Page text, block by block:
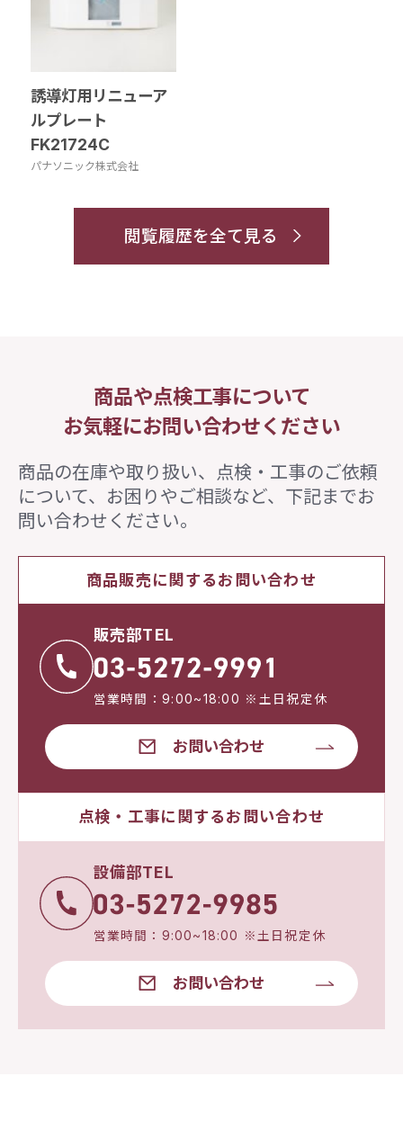
誘導灯用リニューア
ルプレート
FK21724C
パナソニック株式会社
閲覧履歴を全て見る
商品や点検工事について
お気軽にお問い合わせください
商品の在庫や取り扱い、点検・工事のご依頼
について、 お困りやご相談など、下記までお
問い合わせください。
商品販売に関するお問い合わせ
販売部TEL
営業時間：9:00~18:00 ※土日祝定休
お問い合わせ
点検・工事に関するお問い合わせ
設備部TEL
営業時間：9:00~18:00 ※土日祝定休
お問い合わせ